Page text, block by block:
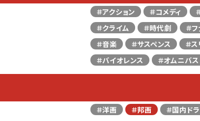
＃アクション ＃コメディ
＃クライム
＃時代劇 ＃
＃音楽
＃サスペンス ＃
＃バイオレンス
＃オムニバス
＃洋画 ＃邦画 ＃国内ド